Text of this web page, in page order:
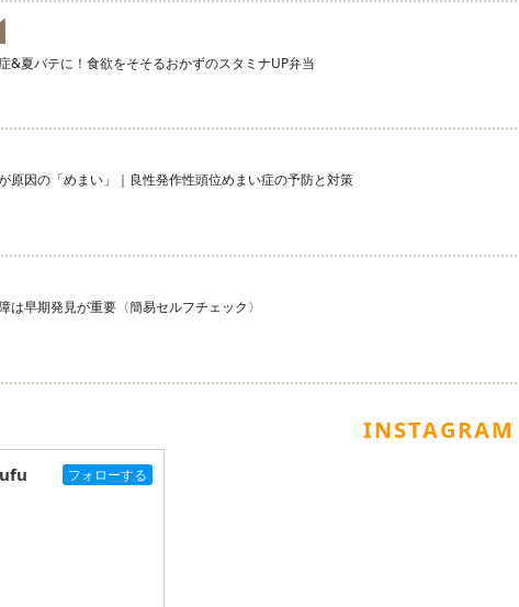
&夏バテに！食欲をそそるおかずのスタミナUP弁当
原因の「めまい」｜良性発作性頭位めまい症の予防と対策
は早期発見が重要〈簡易セルフチェック〉
INSTAGRAM
フォローする